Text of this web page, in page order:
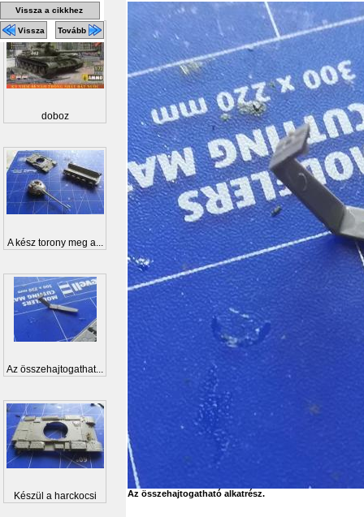
Az összehajtogatható alkatrész.
Vissza a cikkhez
Vissza Tovább
doboz
A kész torony meg a...
Az összehajtogathat...
Készül a harckocsi